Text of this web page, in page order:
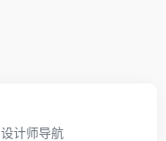
设计师导航